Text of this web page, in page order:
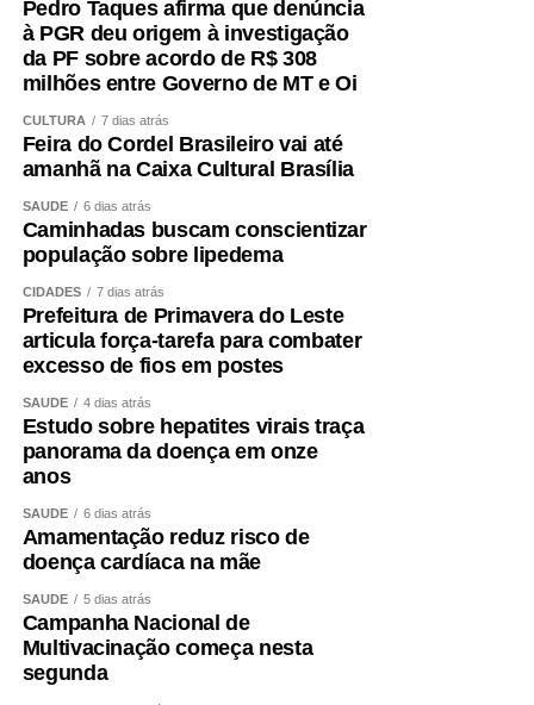
R$ 3.500 por viagem, podendo ultrapassar R$ 8 mil em
pacotes premium internacionais.
3. Divisão de Responsabilidades: Governo e Iniciativa
Privada
O avanço depende de parcerias claras e suporte
financeiro consolidado: 3.1 Poder Público (Federal,
Estadual e Municipal)
– Infraestrutura: Pavimentação e conservação de
rodovias como a BR‑070; expansão de sinal 4G/5G e
Wi‑Fi gratuito em pontos estratégicos; construção de
rampas e acessibilidade universal em espaços públicos;
– Regulamentação e promoção: Licenciamento ambiental
simplificado; sinalização multilíngue (português, inglês,
espanhol, francês); participação em 17 feiras nacionais e
internacionais em 2026 para divulgar a região;
– Incentivos financeiros: Linhas Desenvolve MT e Novo
Pedro Taques afirma que denúncia
à PGR deu origem à investigação
da PF sobre acordo de R$ 308
milhões entre Governo de MT e Oi
CULTURA 7 dias atrás
Feira do Cordel Brasileiro vai até
amanhã na Caixa Cultural Brasília
SAÚDE 6 dias atrás
Caminhadas buscam conscientizar
população sobre lipedema
CIDADES 7 dias atrás
Prefeitura de Primavera do Leste
articula força-tarefa para combater
excesso de fios em postes
SAÚDE 4 dias atrás
Estudo sobre hepatites virais traça
panorama da doença em onze
anos
SAÚDE 6 dias atrás
Amamentação reduz risco de
doença cardíaca na mãe
SAÚDE 5 dias atrás
Campanha Nacional de
Multivacinação começa nesta
segunda